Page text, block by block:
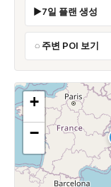
7일 플랜 생성
주변 POI 보기
+
−